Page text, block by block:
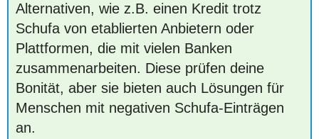
Alternativen, wie z.B. einen Kredit trotz
Schufa von etablierten Anbietern oder
Plattformen, die mit vielen Banken
zusammenarbeiten. Diese prüfen deine
Bonität, aber sie bieten auch Lösungen für
Menschen mit negativen Schufa-Einträgen
an.